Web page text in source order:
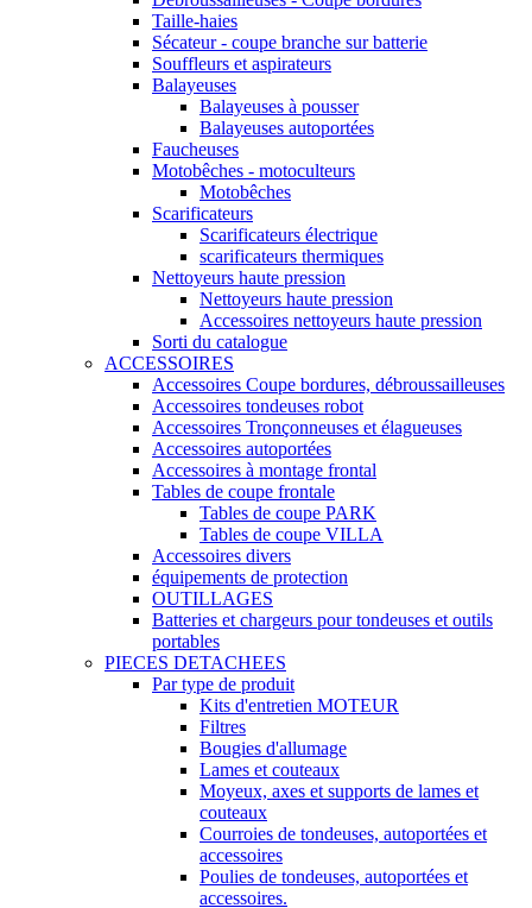
Taille-haies
Sécateur - coupe branche sur batterie
Souffleurs et aspirateurs
Balayeuses
Balayeuses à pousser
Balayeuses autoportées
Faucheuses
Motobêches - motoculteurs
Motobêches
Scarificateurs
Scarificateurs électrique
scarificateurs thermiques
Nettoyeurs haute pression
Nettoyeurs haute pression
Accessoires nettoyeurs haute pression
Sorti du catalogue
ACCESSOIRES
Accessoires Coupe bordures, débroussailleuses
Accessoires tondeuses robot
Accessoires Tronçonneuses et élagueuses
Accessoires autoportées
Accessoires à montage frontal
Tables de coupe frontale
Tables de coupe PARK
Tables de coupe VILLA
Accessoires divers
équipements de protection
OUTILLAGES
Batteries et chargeurs pour tondeuses et outils
portables
PIECES DETACHEES
Par type de produit
Kits d'entretien MOTEUR
Filtres
Bougies d'allumage
Lames et couteaux
Moyeux, axes et supports de lames et
couteaux
Courroies de tondeuses, autoportées et
accessoires
Poulies de tondeuses, autoportées et
accessoires.